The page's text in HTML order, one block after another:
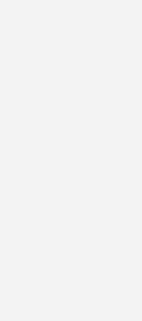
München (Garching)
sowie Organisation der
für das